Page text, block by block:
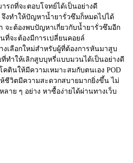
รถที่จะตอบโจทย์ได้เป็นอย่างดี
จึงทำให้ปัญหาน้ำยารั่วซึมก็หมดไปได้
จะต้องพบปัญหาเกี่ยวกับน้ำยารั่วซึมอีก
ที่จะต้องมีการเปลี่ยนคอยล์
งเลือกใหม่สำหรับผู้ที่ต้องการหันมาสูบ
ทำให้เลิกสูบบุหรี่แบบมวนได้เป็นอย่างดี
คตินให้มีความเหมาะสมกับตนเอง POD
ชีวิตมีความสะดวกสบายมากยิ่งขึ้น ไม่
าย ๆ อย่าง หาซื้อง่ายได้ผ่านทางเว็บ